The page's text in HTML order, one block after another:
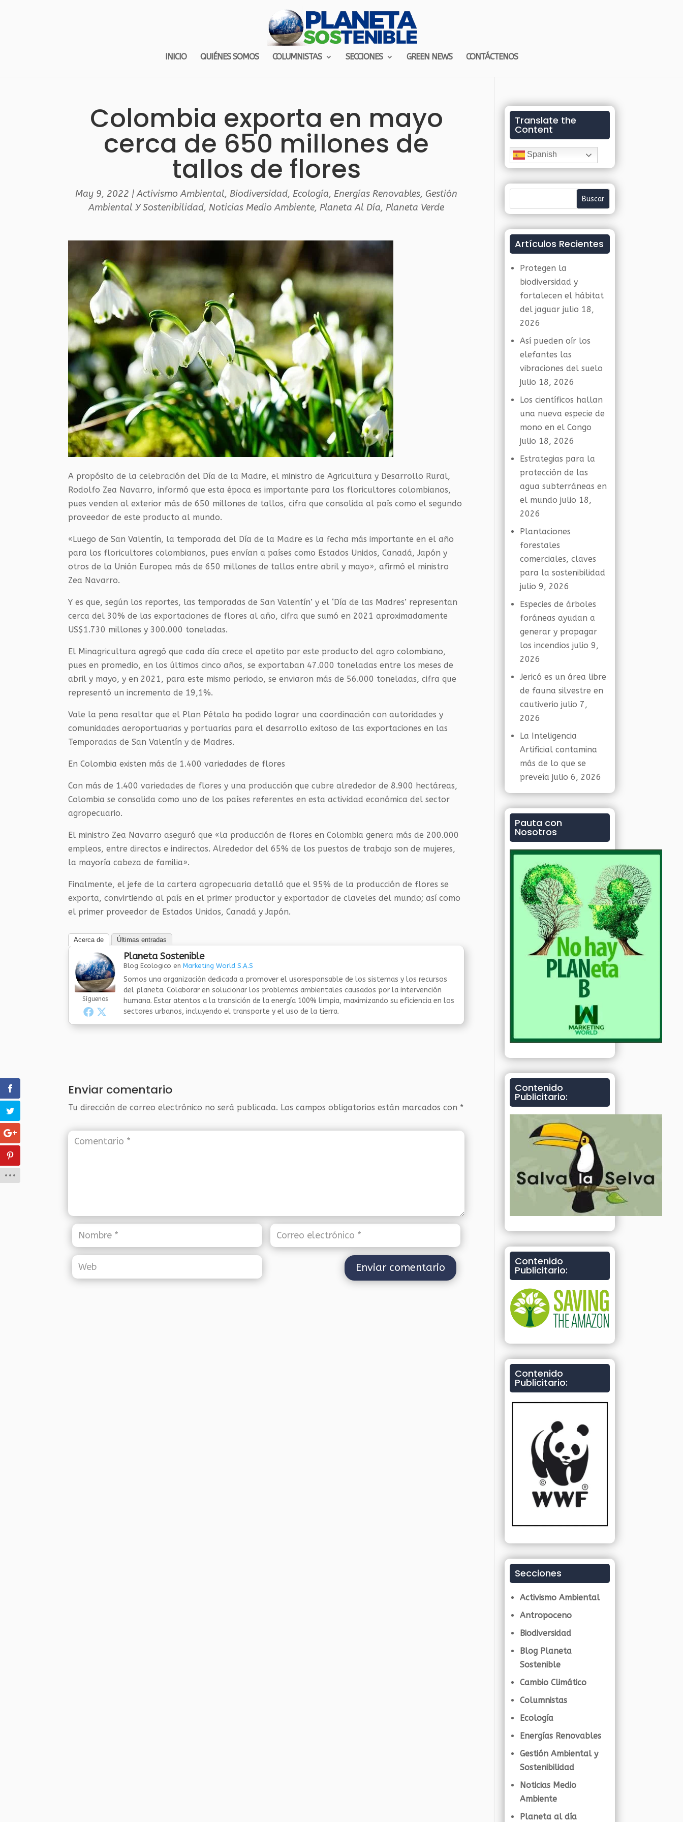
INICIO QUIÉNES SOMOS COLUMNISTAS SECCIONES GREEN NEWS CONTÁCTENOS
Colombia exporta en mayo
cerca de 650 millones de
tallos de flores
May 9, 2022 |Activismo Ambiental, Biodiversidad,Ecología,Energías Renovables, Gestión
Ambiental Y Sostenibilidad,Noticias Medio Ambiente,Planeta Al Día,Planeta Verde
A propósito de la celebración del Día de la Madre, el ministro de Agricultura y Desarrollo Rural,
Rodolfo Zea Navarro, informó que esta época es importante para los floricultores colombianos,
pues venden al exterior más de 650 millones de tallos, cifra que consolida al país como el segundo
proveedor de este producto al mundo.
«Luego de San Valentín, la temporada del Día de la Madre es la fecha más importante en el año
para los floricultores colombianos, pues envían a países como Estados Unidos, Canadá, Japón y
otros de la Unión Europea más de 650 millones de tallos entre abril y mayo», afirmó el ministro
Zea Navarro.
Y es que, según los reportes, las temporadas de San Valentín’ y el ‘Día de las Madres’ representan
cerca del 30% de las exportaciones de flores al año, cifra que sumó en 2021 aproximadamente
US$1.730 millones y 300.000 toneladas.
El Minagricultura agregó que cada día crece el apetito por este producto del agro colombiano,
pues en promedio, en los últimos cinco años, se exportaban 47.000 toneladas entre los meses de
abril y mayo, y en 2021, para este mismo periodo, se enviaron más de 56.000 toneladas, cifra que
representó un incremento de 19,1%.
Vale la pena resaltar que el Plan Pétalo ha podido lograr una coordinación con autoridades y
comunidades aeroportuarias y portuarias para el desarrollo exitoso de las exportaciones en las
Temporadas de San Valentín y de Madres.
En Colombia existen más de 1.400 variedades de flores
Con más de 1.400 variedades de flores y una producción que cubre alrededor de 8.900 hectáreas,
Colombia se consolida como uno de los países referentes en esta actividad económica del sector
agropecuario.
El ministro Zea Navarro aseguró que «la producción de flores en Colombia genera más de 200.000
empleos, entre directos e indirectos. Alrededor del 65% de los puestos de trabajo son de mujeres,
la mayoría cabeza de familia».
Finalmente, el jefe de la cartera agropecuaria detalló que el 95% de la producción de flores se
exporta, convirtiendo al país en el primer productor y exportador de claveles del mundo; así como
el primer proveedor de Estados Unidos, Canadá y Japón.
Acerca de Últimas entradas
Síguenos
Planeta Sostenible
Blog Ecologico enMarketing World S.A.S
Somos una organización dedicada a promover el usoresponsable de los sistemas y los recursos
del planeta. Colaborar en solucionar los problemas ambientales causados por la intervención
humana. Estar atentos a la transición de la energía 100% limpia, maximizando su eficiencia en los
sectores urbanos, incluyendo el transporte y el uso de la tierra.
Enviar comentario
Tu dirección de correo electrónico no será publicada. Los campos obligatorios están marcados con *
Translate the
Content
Spanish
Artículos Recientes
Protegen la
biodiversidad y
fortalecen el hábitat
del jaguar julio 18,
2026
Así pueden oír los
elefantes las
vibraciones del suelo
julio 18, 2026
Los científicos hallan
una nueva especie de
mono en el Congo
julio 18, 2026
Estrategias para la
protección de las
agua subterráneas en
el mundo julio 18,
2026
Plantaciones
forestales
comerciales, claves
para la sostenibilidad
julio 9, 2026
Especies de árboles
foráneas ayudan a
generar y propagar
los incendios julio 9,
2026
Jericó es un área libre
de fauna silvestre en
cautiverio julio 7,
2026
La Inteligencia
Artificial contamina
más de lo que se
preveía julio 6, 2026
Pauta con
Nosotros
Contenido
Publicitario:
Contenido
Publicitario:
Contenido
Publicitario:
Secciones
Activismo Ambiental
Antropoceno
Biodiversidad
Blog Planeta
Sostenible
Cambio Climático
Columnistas
Ecología
Energías Renovables
Gestión Ambiental y
Sostenibilidad
Noticias Medio
Ambiente
Planeta al día